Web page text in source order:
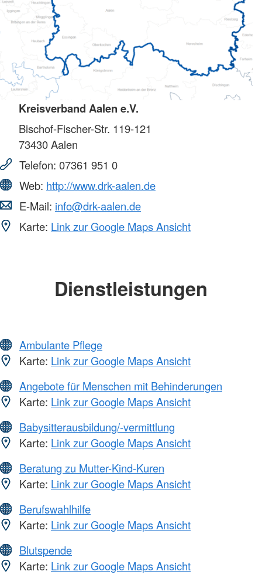
Kreisverband Aalen e.V.
Bischof-Fischer-Str. 119-121
73430Aalen
Telefon: 07361 951 0
Web: http://www.drk-aalen.de
E-Mail: info@drk-aalen.de
Karte: Link zur Google Maps Ansicht
Dienstleistungen
Ambulante Pflege
Karte: Link zur Google Maps Ansicht
Angebote für Menschen mit Behinderungen
Karte: Link zur Google Maps Ansicht
Babysitterausbildung/-vermittlung
Karte: Link zur Google Maps Ansicht
Beratung zu Mutter-Kind-Kuren
Karte: Link zur Google Maps Ansicht
Berufswahlhilfe
Karte: Link zur Google Maps Ansicht
Blutspende
Karte: Link zur Google Maps Ansicht